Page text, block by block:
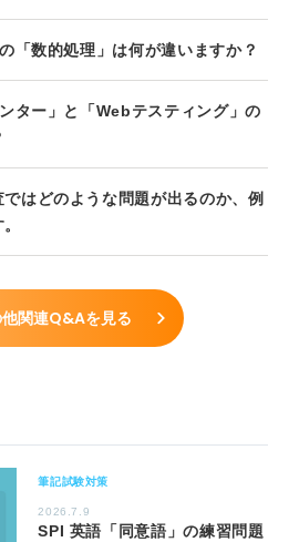
「数的処理」は何が違いますか？
ター」と「Webテスティング」の
はどのような問題が出るのか、例
関連Q&Aを見る
筆記試験対策
2026.7.9
SPI 英語「同意語」の練習問題